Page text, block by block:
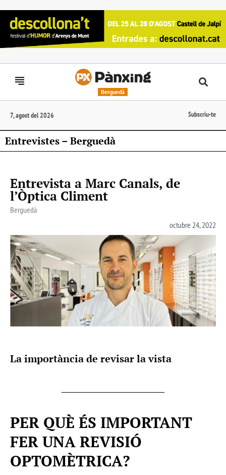
Berguedà
7, agost del 2026 Subscriu-te
Entrevistes – Berguedà
Entrevista a Marc Canals, de
l’Òptica Climent
Berguedà
octubre 24, 2022
La importància de revisar la vista
PER QUÈ ÉS IMPORTANT
FER UNA REVISIÓ
OPTOMÈTRICA?